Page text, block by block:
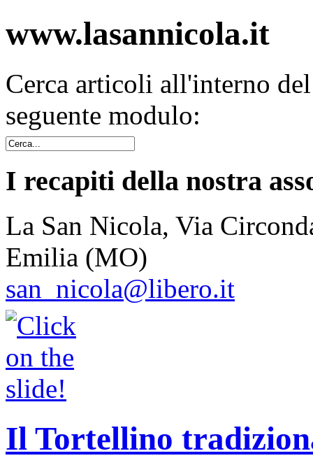
www.lasannicola.it
Cerca articoli all'interno
seguente modulo:
I recapiti della nostra
La San Nicola, Via
Emilia (MO)
san_nicola@libero.it
Il Tortellino